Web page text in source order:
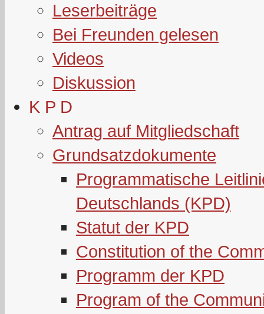
Leserbeiträge
Bei Freunden gelesen
Videos
Diskussion
K P D
Antrag auf Mitgliedschaft
Grundsatzdokumente
Programmatische
Deutschlands (KPD)
Statut der KPD
Constitution of the
Programm der KPD
Program of the